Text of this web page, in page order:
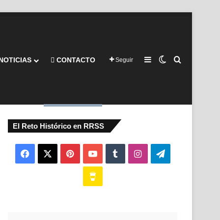
CONTACTO Seguir Barra lateral
Switch skin
El Reto Histórico en RRSS
Facebook PinterestYouTubeTumblrInstagramTelegram